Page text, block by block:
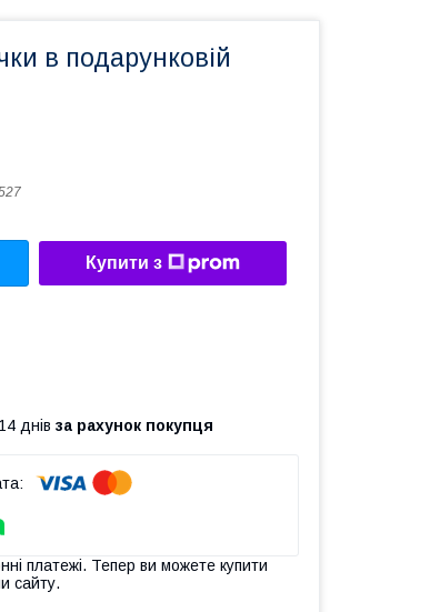
в подарунковій
Купити з
днів за рахунок покупця
платежі. Тепер ви можете купити
сайту.